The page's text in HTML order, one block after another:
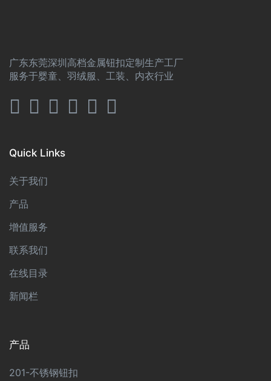
广东东莞深圳高档金属钮扣定制生产工厂
服务于婴童、羽绒服、工装、内衣行业
Quick Links
关于我们
产品
增值服务
联系我们
在线目录
新闻栏
产品
201-不锈钢钮扣